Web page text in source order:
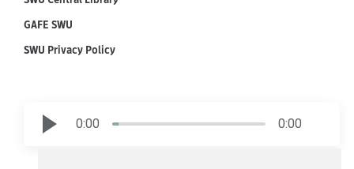
GAFE SWU
SWU Privacy Policy
0:00 0:00